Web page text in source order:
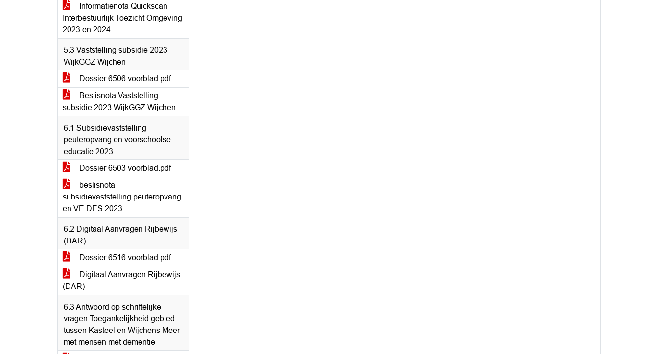
Informatienota Quickscan
Interbestuurlijk Toezicht Omgeving
2023 en 2024
5.3 Vaststelling subsidie 2023
WijkGGZ Wijchen
Dossier 6506 voorblad.pdf
Beslisnota Vaststelling
subsidie 2023 WijkGGZ Wijchen
6.1 Subsidievaststelling
peuteropvang en voorschoolse
educatie 2023
Dossier 6503 voorblad.pdf
beslisnota
subsidievaststelling peuteropvang
en VE DES 2023
6.2 Digitaal Aanvragen Rijbewijs
(DAR)
Dossier 6516 voorblad.pdf
Digitaal Aanvragen Rijbewijs
(DAR)
6.3 Antwoord op schriftelijke
vragen Toegankelijkheid gebied
tussen Kasteel en Wijchens Meer
met mensen met dementie